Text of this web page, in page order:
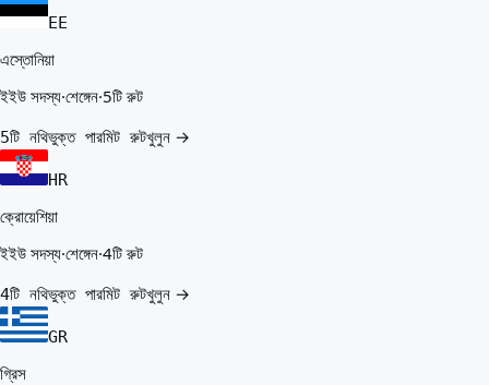
EE
এস্তোনিয়া
ইইউ সদস্য·শেঙ্গেন·5টি রুট
5টি নথিভুক্ত পারমিট রুটখুলুন →
HR
ক্রোয়েশিয়া
ইইউ সদস্য·শেঙ্গেন·4টি রুট
4টি নথিভুক্ত পারমিট রুটখুলুন →
GR
গ্রিস